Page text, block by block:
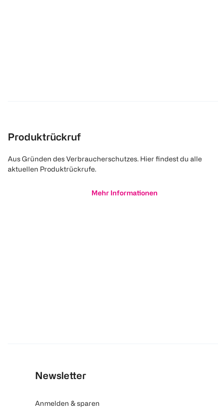
Produktrückruf
Aus Gründen des Verbraucherschutzes. Hier findest du alle
aktuellen Produktrückrufe.
Mehr Informationen
Newsletter
Anmelden & sparen